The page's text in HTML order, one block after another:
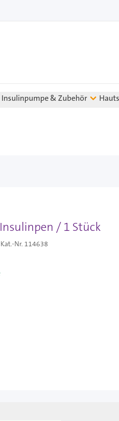
Insulinpumpe & Zubehör
/ 1 Stück
Nr. 114638